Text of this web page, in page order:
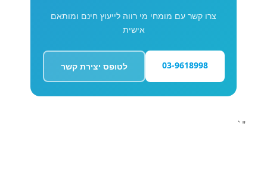
צרו קשר עם מומחי מי רווה לייעוץ חינם ומותאם
אישית
03-9618998 לטופס יצירת קשר
"`